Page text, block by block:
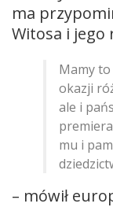
ma
Witosa i jego
Mamy
okazji
ale i
mu i
– mówił